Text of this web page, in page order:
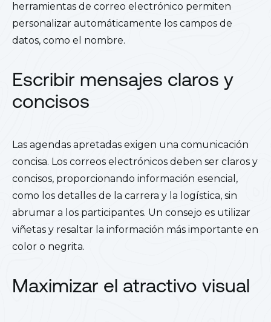
herramientas de correo electrónico permiten
personalizar automáticamente los campos de
datos, como el nombre.
Escribir mensajes claros y
concisos
Las agendas apretadas exigen una comunicación
concisa. Los correos electrónicos deben ser claros y
concisos, proporcionando información esencial,
como los detalles de la carrera y la logística, sin
abrumar a los participantes. Un consejo es utilizar
viñetas y resaltar la información más importante en
color o negrita.
Maximizar el atractivo visual